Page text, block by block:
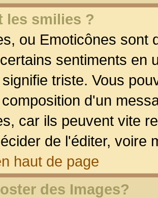
les smilies ?
ou Emoticônes sont
sentiments en
triste. Vous
d'un
car ils peuvent vite
de l'éditer, voire
haut de page
des Images?